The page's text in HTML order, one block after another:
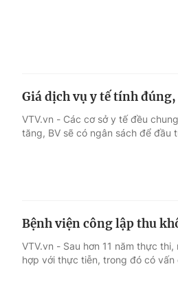
Giá dịch vụ y tế tính
VTV.vn - Các cơ sở y tế đều
tăng, BV sẽ có ngân sách để đầu
Bệnh viện công lập thu
VTV.vn - Sau hơn 11 năm thực
hợp với thực tiễn, trong đó có